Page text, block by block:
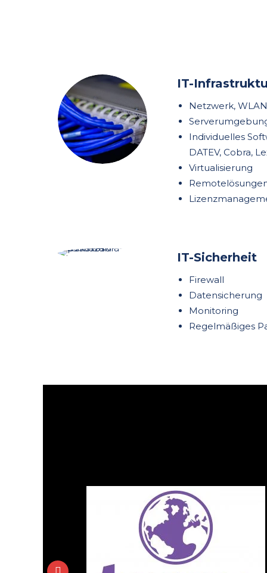
IT-
Netzwerk,
Individuelles
DATEV, Cobra,
Virtualisierung
IT-Sicherheit
Firewall
Datensicherung
Monitoring
Regelmäßiges